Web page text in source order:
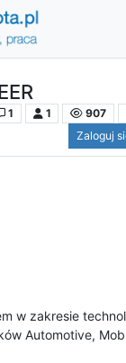
1 1 907
Zaloguj
w zakresie
Automotive,